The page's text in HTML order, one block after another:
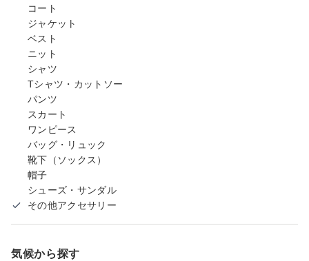
コート
ジャケット
ベスト
ニット
シャツ
Tシャツ・カットソー
パンツ
スカート
ワンピース
バッグ・リュック
靴下（ソックス）
帽子
シューズ・サンダル
その他アクセサリー
気候から探す